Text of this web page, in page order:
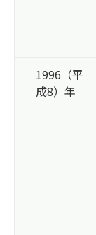
1996（平
成8）年